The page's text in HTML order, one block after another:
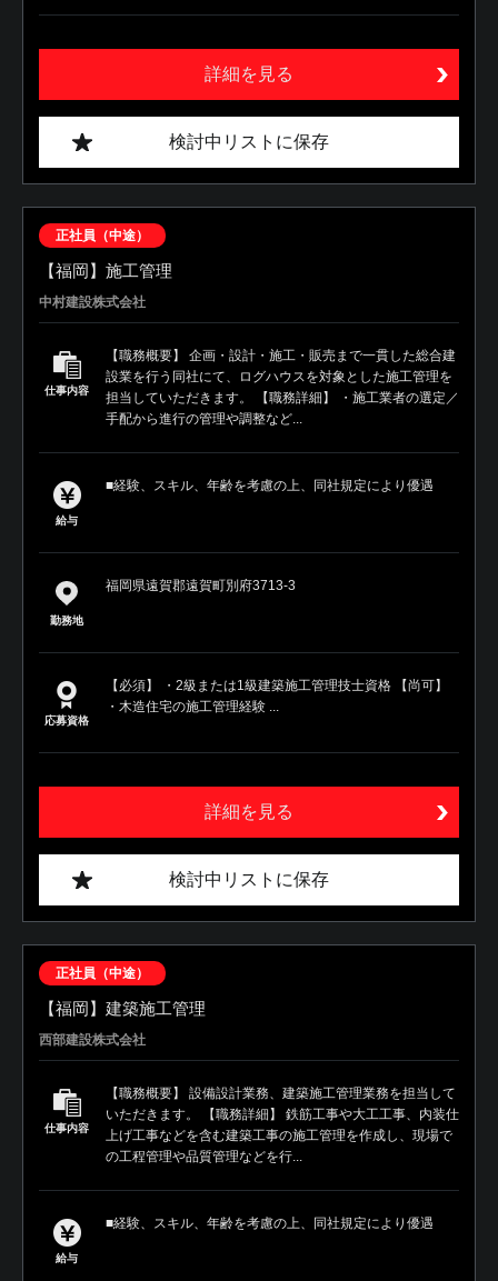
詳細を見る
検討中リストに保存
正社員（中途）
【福岡】施工管理
中村建設株式会社
仕事内容
【職務概要】 企画・設計・施工・販売まで一貫した総合建
設業を行う同社にて、ログハウスを対象とした施工管理を
担当していただきます。 【職務詳細】 ・施工業者の選定／
手配から進行の管理や調整など...
給与
■経験、スキル、年齢を考慮の上、同社規定により優遇
勤務地
福岡県遠賀郡遠賀町別府3713-3
応募資格
【必須】 ・2級または1級建築施工管理技士資格 【尚可】
・木造住宅の施工管理経験 ...
詳細を見る
検討中リストに保存
正社員（中途）
【福岡】建築施工管理
西部建設株式会社
仕事内容
【職務概要】 設備設計業務、建築施工管理業務を担当して
いただきます。 【職務詳細】 鉄筋工事や大工工事、内装仕
上げ工事などを含む建築工事の施工管理を作成し、現場で
の工程管理や品質管理などを行...
給与
■経験、スキル、年齢を考慮の上、同社規定により優遇